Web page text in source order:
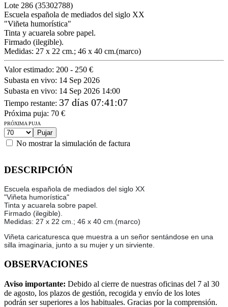
Lote 286 (35302788)
Escuela española de mediados del siglo XX
"Viñeta humorística"
Tinta y acuarela sobre papel.
Firmado (ilegible).
Medidas: 27 x 22 cm.; 46 x 40 cm.(marco)
Valor estimado: 200 - 250 €
Subasta en vivo: 14 Sep 2026
Subasta en vivo: 14 Sep 2026 14:00
Tiempo restante: 37 días 07:41:07
Próxima puja: 70 €
PRÓXIMA PUJA
No mostrar la simulación de factura
DESCRIPCIÓN
Escuela española de mediados del siglo XX
"Viñeta humorística"
Tinta y acuarela sobre papel.
Firmado (ilegible).
Medidas: 27 x 22 cm.; 46 x 40 cm.(marco)
Viñeta caricaturesca que muestra a un señor sentándose en una
silla imaginaria, junto a su mujer y un sirviente.
OBSERVACIONES
Aviso importante: Debido al cierre de nuestras oficinas del 7 al 30
de agosto, los plazos de gestión, recogida y envío de los lotes
podrán ser superiores a los habituales. Gracias por la comprensión.